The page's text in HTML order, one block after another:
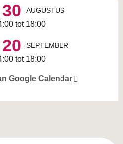
30 AUGUSTUS
tot 18:00
20 SEPTEMBER
tot 18:00
Google Calendar